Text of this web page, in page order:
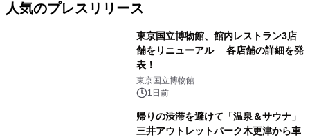
人気のプレスリリース
東京国立博物館、館内レストラン3店
舗をリニューアル 各店舗の詳細を発
表！
東京国立博物館
1日前
帰りの渋滞を避けて「温泉＆サウナ」
三井アウトレットパーク木更津から車